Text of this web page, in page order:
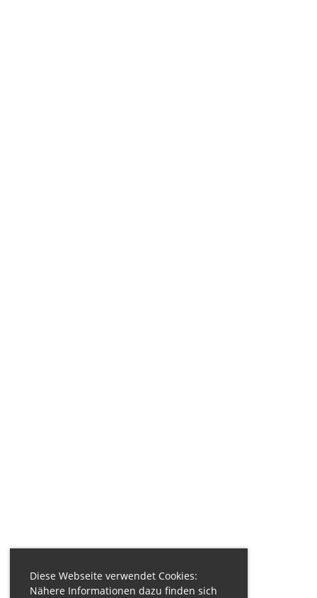
Diese Webseite verwendet Cookies:
Nähere Informationen dazu finden sich